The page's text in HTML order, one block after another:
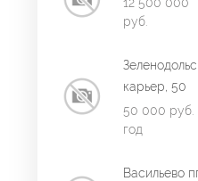
руб.
карьер, 50
50 000 руб.
год
Васильево